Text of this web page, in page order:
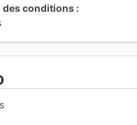
des conditions